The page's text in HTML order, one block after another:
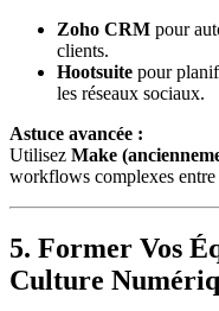
Zoho CRM pour
clients.
Hootsuite pour
les réseaux sociaux.
Astuce avancée :
Utilisez Make
workflows complexes entre
5. Former Vos
Culture